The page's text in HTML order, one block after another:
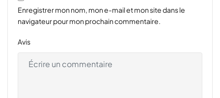
Enregistrer mon nom, mon e-mail et mon site dans le
navigateur pour mon prochain commentaire.
Avis